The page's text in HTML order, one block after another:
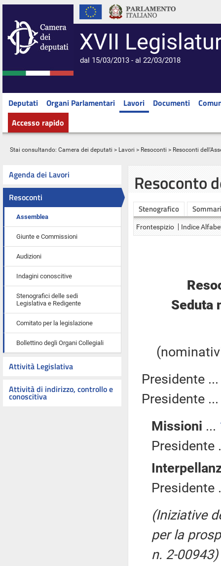
XVII
dal 15/03/2013 - al 22/03/2018
Deputati Organi Parlamentari Lavori Documenti
Accesso rapido
Stai consultando: Camera dei deputati > Lavori > Resoconti > Resoconti
Agenda dei Lavori
Resoconti
Assemblea
Giunte e Commissioni
Audizioni
Indagini conoscitive
Stenografici delle sedi
Legislativa e Redigente
Comitato per la legislazione
Bollettino degli Organi Collegiali
Attività Legislativa
Attività di indirizzo, controllo e
conoscitiva
Resoconto
Stenografico
Frontespizio Indice
Seduta
Presidente
Presidente
Missioni ...
Presidente
Presidente
(Iniziative
per la
n. 2-00943)